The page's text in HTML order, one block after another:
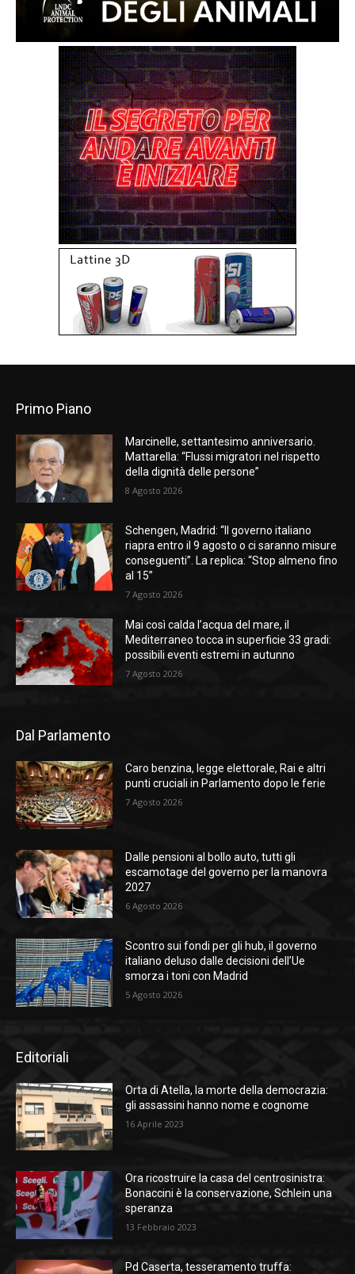
Primo Piano
Marcinelle, settantesimo anniversario.
Mattarella: “Flussi migratori nel rispetto
della dignità delle persone”
8 Agosto 2026
Schengen, Madrid: “Il governo italiano
riapra entro il 9 agosto o ci saranno misure
conseguenti”. La replica: “Stop almeno fino
al 15”
7 Agosto 2026
Mai così calda l’acqua del mare, il
Mediterraneo tocca in superficie 33 gradi:
possibili eventi estremi in autunno
7 Agosto 2026
Dal Parlamento
Caro benzina, legge elettorale, Rai e altri
punti cruciali in Parlamento dopo le ferie
7 Agosto 2026
Dalle pensioni al bollo auto, tutti gli
escamotage del governo per la manovra
2027
6 Agosto 2026
Scontro sui fondi per gli hub, il governo
italiano deluso dalle decisioni dell’Ue
smorza i toni con Madrid
5 Agosto 2026
Editoriali
Orta di Atella, la morte della democrazia:
gli assassini hanno nome e cognome
16 Aprile 2023
Ora ricostruire la casa del centrosinistra:
Bonaccini è la conservazione, Schlein una
speranza
13 Febbraio 2023
Pd Caserta, tesseramento truffa: